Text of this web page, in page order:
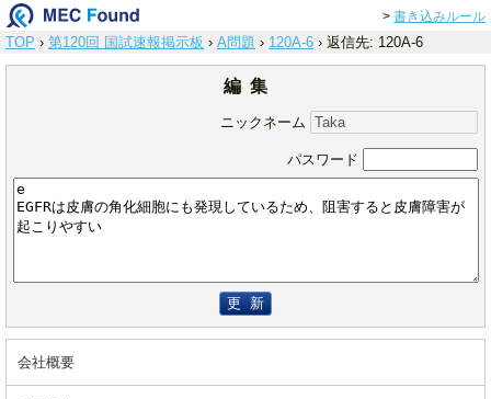
> 書き込みルール
TOP › 第120回 国試速報掲示板 › A問題 › 120A-6 › 返信先: 120A-6
編 集
ニックネーム
パスワード
更 新
会社概要